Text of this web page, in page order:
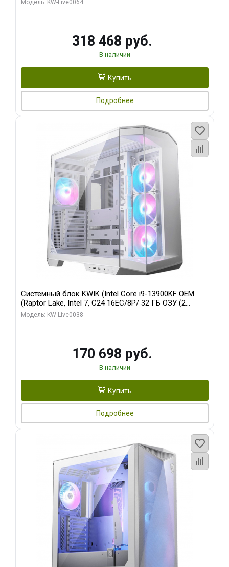
Модель: KW-Live0064
318 468 руб.
В наличии
Купить
Подробнее
Системный блок KWIK (Intel Core i9-13900KF OEM
(Raptor Lake, Intel 7, C24 16EC/8P/ 32 ГБ ОЗУ (2
модуля)/ Gigabyte RX9070XT GAMING OC 16GB GDDR6
Модель: KW-Live0038
170 698 руб.
В наличии
Купить
Подробнее